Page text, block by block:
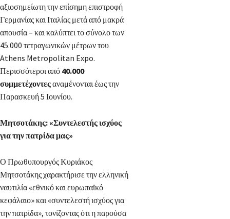
αξιοσημείωτη την επίσημη επιστροφή
Γερμανίας και Ιταλίας μετά από μακρά
απουσία – και καλύπτει το σύνολο των
45.000 τετραγωνικών μέτρων του
Athens Metropolitan Expo.
Περισσότεροι από 40.000
συμμετέχοντεςαναμένονται έως την
Παρασκευή 5 Ιουνίου.
Μητσοτάκης: «Συντελεστής ισχύος
για την πατρίδα μας»
Ο Πρωθυπουργός Κυριάκος
Μητσοτάκης χαρακτήρισε την ελληνική
ναυτιλία «εθνικό και ευρωπαϊκό
κεφάλαιο» και «συντελεστή ισχύος για
την πατρίδα», τονίζοντας ότι η παρούσα